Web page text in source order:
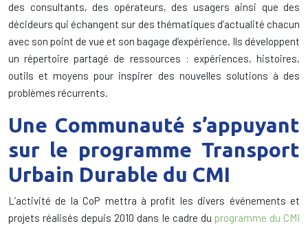
des consultants, des opérateurs, des usagers ainsi que des
décideurs qui échangent sur des thématiques d’actualité chacun
avec son point de vue et son bagage d’expérience. Ils développent
un répertoire partagé de ressources : expériences, histoires,
outils et moyens pour inspirer des nouvelles solutions à des
problèmes récurrents.
Une Communauté s’appuyant
sur le programme Transport
Urbain Durable du CMI
L’activité de la CoP mettra à profit les divers événements et
projets réalisés depuis 2010 dans le cadre du programme du CMI